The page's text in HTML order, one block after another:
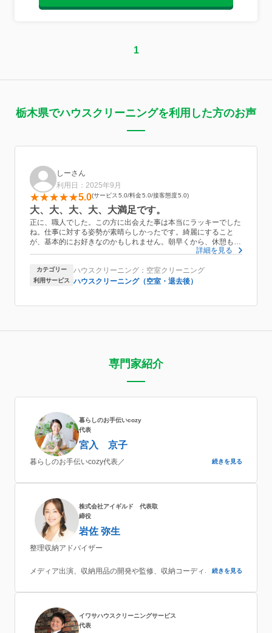
ぬきたい！なども承ります☆
1
栃木県でハウスクリーニングを利用した方のお声
しーさん
利用日：2025年9月
5.0 サービス 5.0 料金5.0 接客態度5.0
大、大、大、大、大満足です。
正に、職人でした。この方に出会えた事は本当にラッキーでした
ね。仕事に対する姿勢が素晴らしかったです。綺麗にすること
が、基本的にお好きなのかもしれません。朝早くから、休憩も取
らず頑張ってらして、頭がさがりました。今回の、この仕事に対
細部まで完璧に綺麗にして下さいました。インターネットでハウ
スクリーニングの会社を探したのですが、運がよかったとしか言
詳細を見る
カテゴリー ハウスクリーニング：空室クリーニング
利用サービス ハウスクリーニング（空室・退去後）
専門家紹介
暮らしのお手伝いcozy
代表
宮入 京子
暮らしのお手伝いcozy代表／ 続きを見る
株式会社アイギルド 代表取
締役
岩佐 弥生
整理収納アドバイザー
メディア出演、収納用品の開発や監修、収納コーディネート、セ
る。
続きを見る
イワサハウスクリーニングサービス
代表